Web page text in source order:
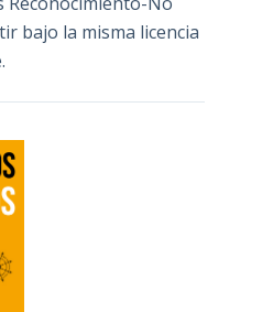
bajo la misma licencia
.